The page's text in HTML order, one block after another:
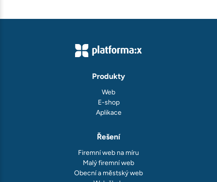
Produkty
Web
E-shop
Aplikace
Řešení
Firemní web na míru
Malý firemní web
Obecní a městský web